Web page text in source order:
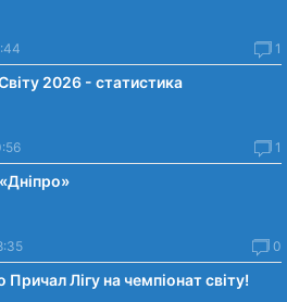
1
2026 - статистика
1
0
Лігу на чемпіонат світу!